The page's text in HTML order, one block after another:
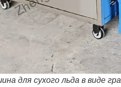
для сухого льда в виде